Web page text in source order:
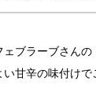
ェブラーブさん
い甘辛の味付け